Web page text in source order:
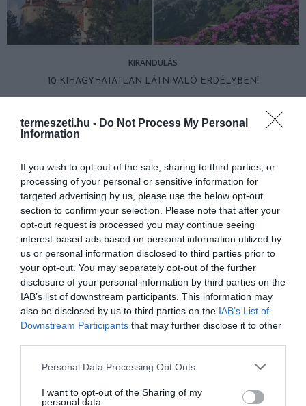
termeszeti.hu - Do Not Process My Personal
Information
If you wish to opt-out of the sale, sharing to third parties, or
processing of your personal or sensitive information for
targeted advertising by us, please use the below opt-out
section to confirm your selection. Please note that after your
opt-out request is processed you may continue seeing
interest-based ads based on personal information utilized by
us or personal information disclosed to third parties prior to
your opt-out. You may separately opt-out of the further
disclosure of your personal information by third parties on the
IAB’s list of downstream participants. This information may
also be disclosed by us to third parties on the IAB’s List of
Downstream Participants that may further disclose it to other
Please note that this website/app uses one or more Google
not limited to your visit or usage behaviour. You may click to
Personal Data Processing Opt Outs
I want to opt-out of the Sharing of my
personal data.
KIRÁNDULÁS
10 KIHAGYHATATLAN LÁTNIVALÓ ERDÉLYBEN!
CSODABOGÁR KIRÁNDULÁS
ELKÉPESZTŐ FÁK, AMELYEK MINTHA EGY ÁLOMBÓL LÉPTEK
VOLNA ELŐ
2016-08-07